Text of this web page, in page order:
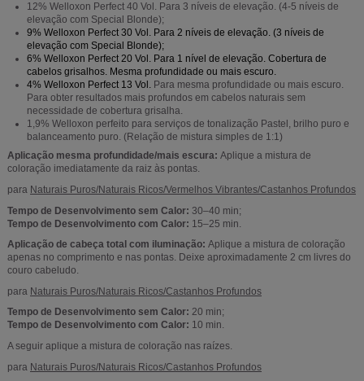
12% Welloxon Perfect 40 Vol. Para 3 níveis de elevação. (4-5 níveis de
elevação com Special Blonde);
9% Welloxon Perfect 30 Vol. Para 2 níveis de elevação. (3 níveis de
elevação com Special Blonde);
6% Welloxon Perfect 20 Vol. Para 1 nível de elevação. Cobertura de
cabelos grisalhos. Mesma profundidade ou mais escuro.
4% Welloxon Perfect 13 Vol. Para mesma profundidade ou mais escuro.
Para obter resultados mais profundos em cabelos naturais sem
necessidade de cobertura grisalha.
1,9% Welloxon perfeito para serviços de tonalização Pastel, brilho puro e
balanceamento puro. (Relação de mistura simples de 1:1)
Aplicação mesma profundidade/mais escura: Aplique a mistura de
coloração imediatamente da raiz às pontas.
para Naturais Puros/Naturais Ricos/Vermelhos Vibrantes/Castanhos Profundos
Tempo de Desenvolvimento sem Calor: 30–40 min;
Tempo de Desenvolvimento com Calor: 15–25 min.
Aplicação de cabeça total com iluminação: Aplique a mistura de coloração
apenas no comprimento e nas pontas. Deixe aproximadamente 2 cm livres do
couro cabeludo.
para Naturais Puros/Naturais Ricos/Castanhos Profundos
Tempo de Desenvolvimento sem Calor: 20 min;
Tempo de Desenvolvimento com Calor: 10 min.
A seguir aplique a mistura de coloração nas raízes.
para Naturais Puros/Naturais Ricos/Castanhos Profundos